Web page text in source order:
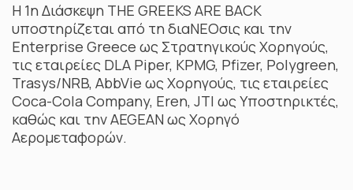
Η 1η Διάσκεψη THE GREEKS ARE BACK
υποστηρίζεται από τη διαΝΕΟσις και την
Enterprise Greece ως Στρατηγικούς Χορηγούς,
τις εταιρείες DLA Piper, KPMG, Pfizer, Polygreen,
Trasys/NRB, AbbVie ως Χορηγούς, τις εταιρείες
Coca-Cola Company, Eren, JTI ως Υποστηρικτές,
καθώς και την AEGEAN ως Χορηγό
Αερομεταφορών.